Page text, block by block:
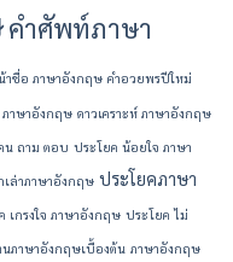
คำศัพท์ภาษา
าชื่อ ภาษาอังกฤษ คําอวยพรปีใหม่
าษาอังกฤษ ดาวเคราะห์ ภาษาอังกฤษ
น ถาม ตอบ ประโยค น้อยใจ ภาษา
ล่าภาษาอังกฤษ ประโยคภาษา
เกรงใจ ภาษาอังกฤษ ประโยค ไม่
ภาษาอังกฤษเบื้องต้น ภาษาอังกฤษ